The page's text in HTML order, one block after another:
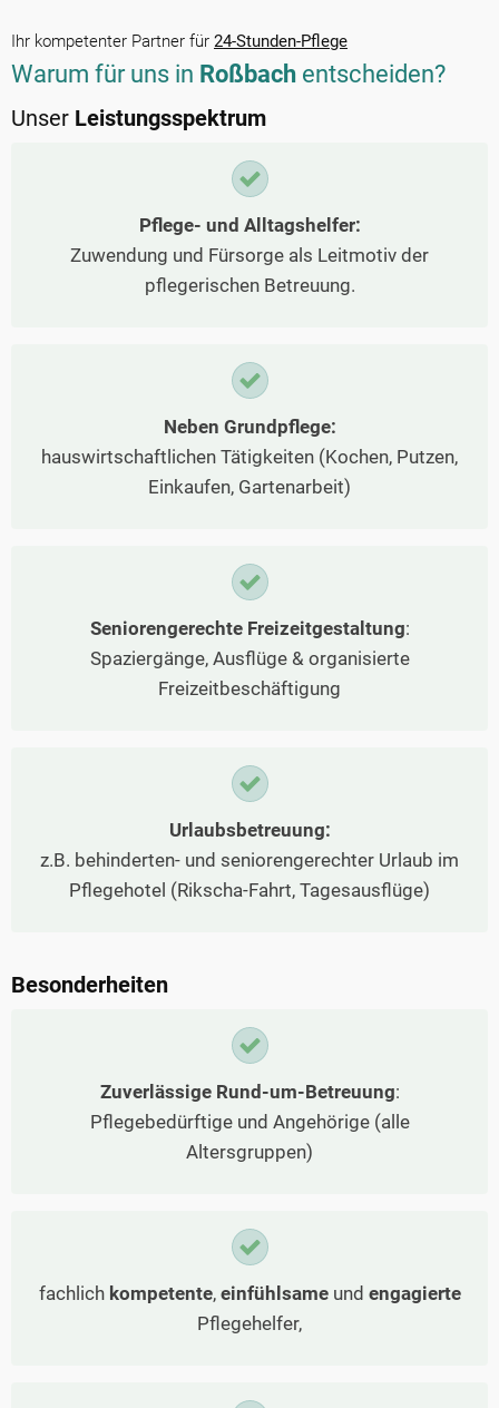
Ihr kompetenter Partner für 24-Stunden-Pflege
Warum für uns in Roßbach entscheiden?
Unser Leistungsspektrum
Pflege- und Alltagshelfer:
Zuwendung und Fürsorge als Leitmotiv der
pflegerischen Betreuung.
Neben Grundpflege:
hauswirtschaftlichen Tätigkeiten (Kochen, Putzen,
Einkaufen, Gartenarbeit)
Seniorengerechte Freizeitgestaltung:
Spaziergänge, Ausflüge & organisierte
Freizeitbeschäftigung
Urlaubsbetreuung:
z.B. behinderten- und seniorengerechter Urlaub im
Pflegehotel (Rikscha-Fahrt, Tagesausflüge)
Besonderheiten
Zuverlässige Rund-um-Betreuung:
Pflegebedürftige und Angehörige (alle
Altersgruppen)
fachlich kompetente, einfühlsameund engagierte
Pflegehelfer,